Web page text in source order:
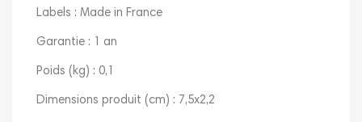
Labels : Made in France
Garantie : 1 an
Poids (kg) : 0,1
Dimensions produit (cm) : 7,5x2,2